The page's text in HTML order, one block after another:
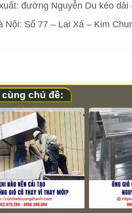
đường Nguyễn Du kéo dài
Nội: Số 77 – Lai Xá – Kim
cùng chủ đề: